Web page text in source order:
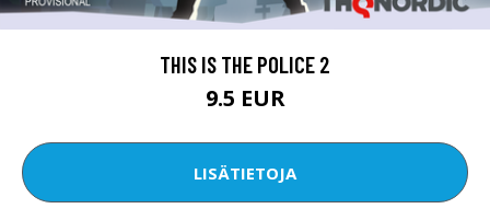
THIS IS THE POLICE 2
9.5 EUR
LISÄTIETOJA